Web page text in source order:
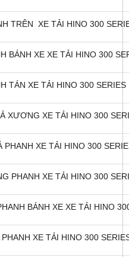
TRÊN XE TẢI HINO 300
BÁNH XE XE TẢI HINO 300
TÁN XE TẢI HINO 300
XƯƠNG XE TẢI HINO 300
PHANH XE TẢI HINO 300
PHANH XE TẢI HINO 300
BÁNH XE XE TẢI HINO
PHANH XE TẢI HINO 300